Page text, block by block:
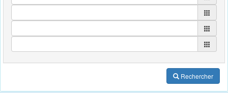
Rechercher